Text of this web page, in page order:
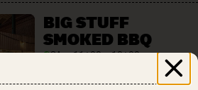
BIG STUFF
SMOKED BBQ
SA:11:00 – 18:00
Gastronomie